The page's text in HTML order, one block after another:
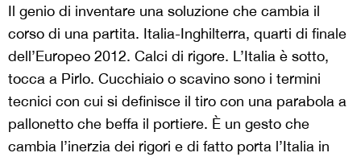
Il genio di inventare una soluzione che cambia il
corso di una partita. Italia-Inghilterra, quarti di finale
dell’Europeo 2012. Calci di rigore. L’Italia è sotto,
tocca a Pirlo. Cucchiaio o scavino sono i termini
tecnici con cui si definisce il tiro con una parabola a
pallonetto che beffa il portiere. È un gesto che
cambia l’inerzia dei rigori e di fatto porta l’Italia in